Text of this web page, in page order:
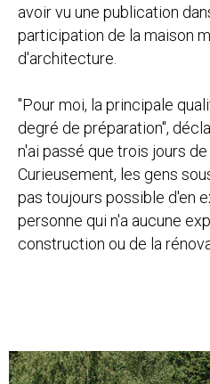
avoir vu une publication
participation de la maison
d'architecture.
"Pour moi, la principale
degré de préparation",
n'ai passé que trois jours
Curieusement, les gens
pas toujours possible d'en
personne qui n'a aucune
construction ou de la